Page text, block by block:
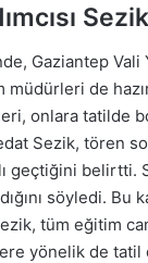
Gaziantep Vali
müdürleri de
onlara tatilde
Sezik, tören
geçtiğini belirtti.
söyledi.
tüm eğitim
yönelik de tatil